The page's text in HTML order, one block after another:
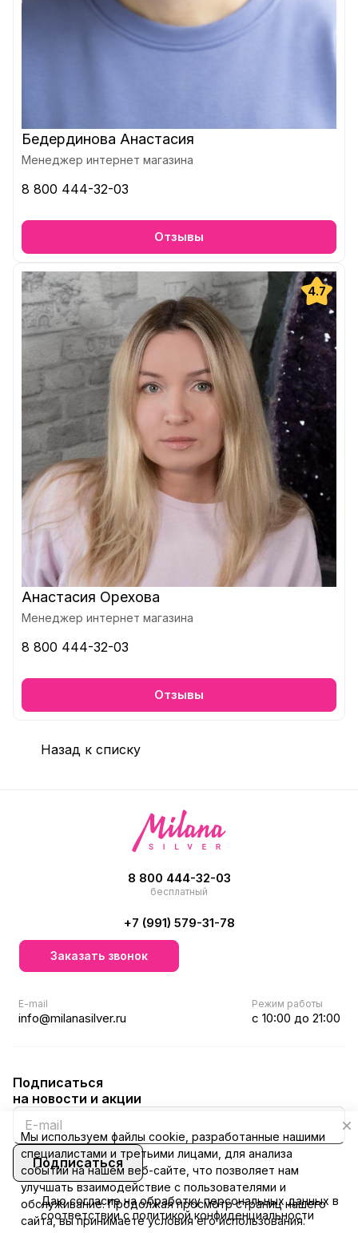
Бедердинова Анастасия
Менеджер интернет магазина
8 800 444-32-03
Отзывы
4.7
Анастасия Орехова
Менеджер интернет магазина
8 800 444-32-03
Отзывы
Назад к списку
8 800 444-32-03
бесплатный
+7 (991) 579-31-78
Заказать звонок
E-mail
info@milanasilver.ru
Режим работы
с 10:00 до 21:00
Подписаться
на новости и акции
Подписаться
Даюсогласиена обработку персональных данных в
соответствии с политикой конфиденциальности
Мы используем файлы cookie, разработанные нашими
специалистами и третьими лицами, для анализа
событий на нашем веб-сайте, что позволяет нам
улучшать взаимодействие с пользователями и
обслуживание. Продолжая просмотр страниц нашего
сайта, вы принимаете условия его использования.